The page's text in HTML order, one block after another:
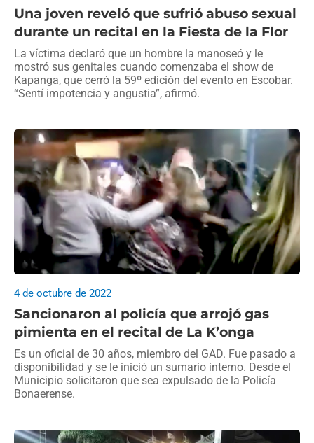
Una joven reveló que sufrió abuso sexual
durante un recital en la Fiesta de la Flor
La víctima declaró que un hombre la manoseó y le
mostró sus genitales cuando comenzaba el show de
Kapanga, que cerró la 59º edición del evento en Escobar.
“Sentí impotencia y angustia”, afirmó.
Sancionaron al policía que arrojó gas
pimienta en el recital de La K’onga
4 de octubre de 2022
Es un oficial de 30 años, miembro del GAD. Fue pasado a
disponibilidad y se le inició un sumario interno. Desde el
Municipio solicitaron que sea expulsado de la Policía
Bonaerense.